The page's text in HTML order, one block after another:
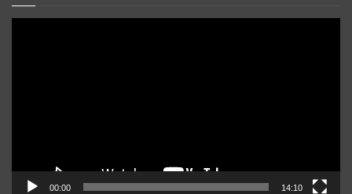
00:00 14:10